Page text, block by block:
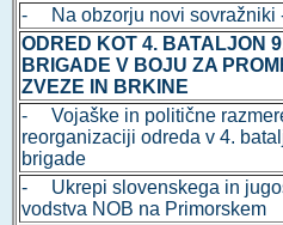
- Na obzorju novi sovražniki
ODRED KOT 4. BATALJON
BRIGADE V BOJU ZA
ZVEZE IN BRKINE
- Vojaške in politične
reorganizaciji odreda v 4.
brigade
- Ukrepi slovenskega in
vodstva NOB na Primorskem